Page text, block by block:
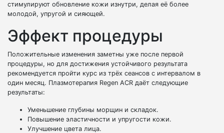
стимулируют обновление кожи изнутри, делая её более
молодой, упругой и сияющей.
Эффект процедуры
Положительные изменения заметны уже после первой
процедуры, но для достижения устойчивого результата
рекомендуется пройти курс из трёх сеансов с интервалом в
один месяц. Плазмотерапия Regen ACR даёт следующие
результаты:
Уменьшение глубины морщин и складок.
Повышение эластичности и упругости кожи.
Улучшение цвета лица.